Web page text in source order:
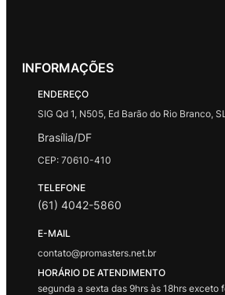
INFORMAÇÕES
ENDEREÇO
SIG Qd 1, N505, Ed Barão do Rio Branco,
Brasília/DF
CEP: 70610-410
TELEFONE
(61) 4042-5860
E-MAIL
contato@promasters.net.br
HORÁRIO DE ATENDIMENTO
segunda a sexta das 9hrs às 18hrs exceto